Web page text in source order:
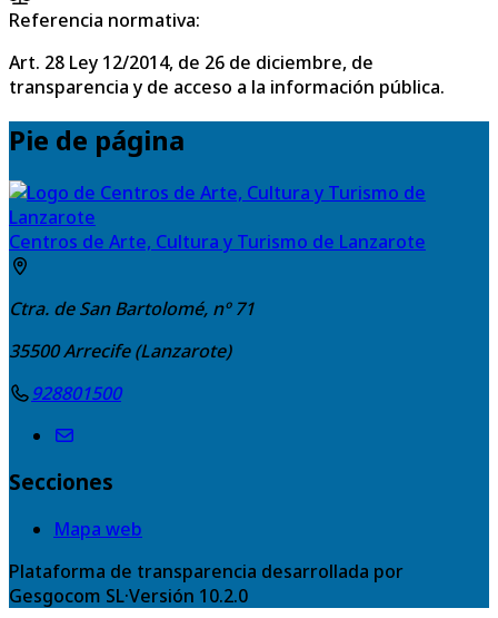
Referencia normativa:
Art. 28 Ley 12/2014, de 26 de diciembre, de
transparencia y de acceso a la información pública.
Pie de página
Centros de Arte, Cultura y Turismo de Lanzarote
Ctra. de San Bartolomé, nº 71
35500Arrecife (Lanzarote)
928801500
Secciones
Mapa web
Plataforma de transparencia desarrollada por
Gesgocom SL·Versión 10.2.0